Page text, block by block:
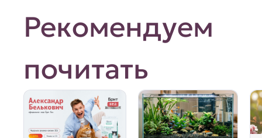
Рекомендуем
почитать